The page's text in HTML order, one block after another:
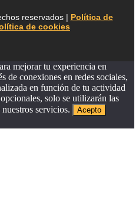
reservados | Política de
de cookies
mejorar tu experiencia en
de conexiones en redes sociales,
en función de tu actividad
solo se utilizarán las
servicios.
Acepto